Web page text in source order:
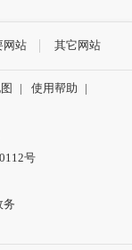
网站 其它网站
| 使用帮助
|
号
务